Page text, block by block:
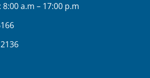
a.m – 17:00 p.m